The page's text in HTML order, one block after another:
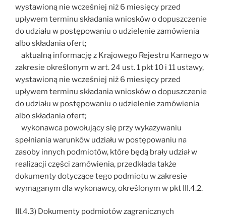
wystawioną nie wcześniej niż 6 miesięcy przed
upływem terminu składania wniosków o dopuszczenie
do udziału w postępowaniu o udzielenie zamówienia
albo składania ofert;
aktualną informację z Krajowego Rejestru Karnego w
zakresie określonym w art. 24 ust. 1 pkt 10 i 11 ustawy,
wystawioną nie wcześniej niż 6 miesięcy przed
upływem terminu składania wniosków o dopuszczenie
do udziału w postępowaniu o udzielenie zamówienia
albo składania ofert;
wykonawca powołujący się przy wykazywaniu
spełniania warunków udziału w postępowaniu na
zasoby innych podmiotów, które będą brały udział w
realizacji części zamówienia, przedkłada także
dokumenty dotyczące tego podmiotu w zakresie
wymaganym dla wykonawcy, określonym w pkt III.4.2.
III.4.3) Dokumenty podmiotów zagranicznych